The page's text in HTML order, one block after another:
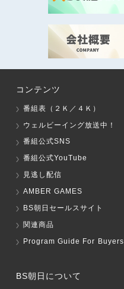
コンテンツ
番組表（２Ｋ／４Ｋ）
ウェルビーイング放送中！
番組公式SNS
番組公式YouTube
見逃し配信
AMBER GAMES
BS朝日セールスサイト
関連商品
Program Guide For Buyers
BS朝日について